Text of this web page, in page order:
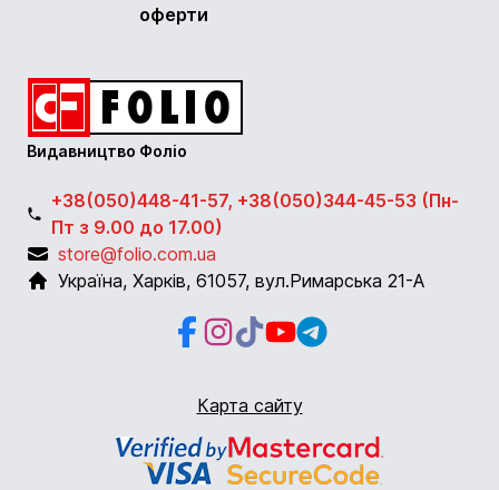
оферти
Видавництво Фоліо
+38(050)448-41-57, +38(050)344-45-53 (Пн-
Пт з 9.00 до 17.00)
store@folio.com.ua
Україна, Харків, 61057, вул.Римарська 21-А
Facebook
Instagram
Instagram
YoutubeTelegram
Карта сайту